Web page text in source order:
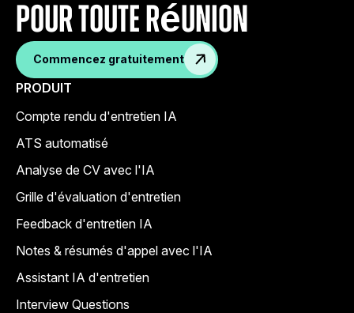
pour toute réunion
Commencez gratuitement
PRODUIT
Compte rendu d'entretien IA
ATS automatisé
Analyse de CV avec l'IA
Grille d'évaluation d'entretien
Feedback d'entretien IA
Notes & résumés d'appel avec l'IA
Assistant IA d'entretien
Interview Questions